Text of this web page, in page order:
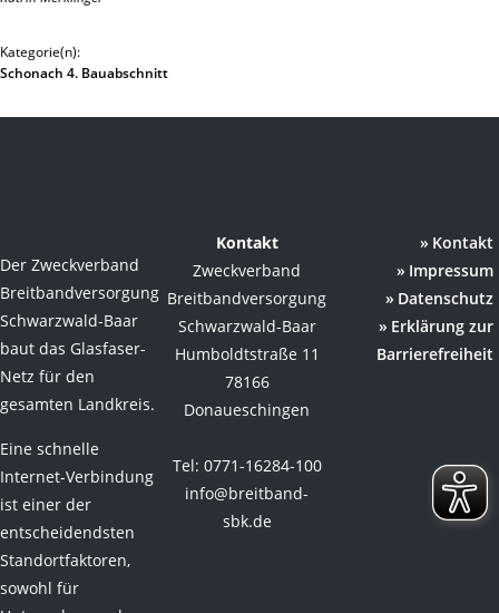
Kategorie(n):
Schonach 4. Bauabschnitt
Der Zweckverband
Breitbandversorgung
Schwarzwald-Baar
baut das Glasfaser-
Netz für den
gesamten Landkreis.
Eine schnelle
Internet-Verbindung
ist einer der
entscheidendsten
Standortfaktoren,
sowohl für
Kontakt
Zweckverband
Breitbandversorgung
Schwarzwald-Baar
Humboldtstraße 11
78166
Donaueschingen
Tel: 0771-16284-100
info@breitband-
sbk.de
Kontakt
Impressum
Datenschutz
Erklärung zur
Barrierefreiheit